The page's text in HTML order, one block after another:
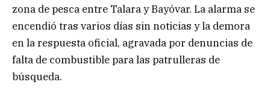
zona de pesca entre Talara y Bayóvar. La alarma se
encendió tras varios días sin noticias y la demora
en la respuesta oficial, agravada por denuncias de
falta de combustible para las patrulleras de
búsqueda.